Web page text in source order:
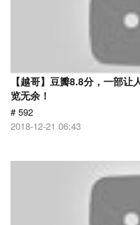
【越哥】豆瓣8.8分，一部
览无余！
# 592
2018-12-21 06:43